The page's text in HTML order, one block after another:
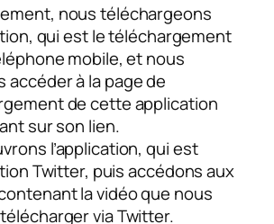
nous téléchargeons
qui est le téléchargement
mobile, et nous
accéder à la page de
de cette application
sur son lien.
l’application, qui est
Twitter, puis accédons aux
la vidéo que nous
via Twitter.